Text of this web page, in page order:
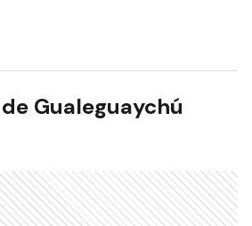
Gualeguaychú